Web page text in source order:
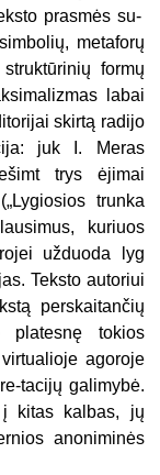
prasmės su-
metaforų
formų
labai
skirtą radijo
juk I. Meras
trys ėjimai
trunka
kuriuos
užduoda lyg
Teksto autoriui
perskaitančių
platesnę tokios
agoroje
tacijų galimybė.
į kitas kalbas, jų
anoniminės